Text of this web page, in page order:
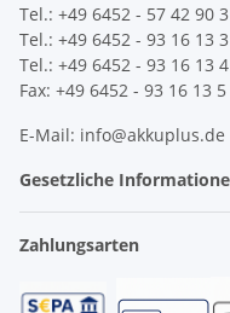
Tel.: +49 6452 - 57 42 90 3
Tel.: +49 6452 - 93 16 13 3
Tel.: +49 6452 - 93 16 13 4
Fax: +49 6452 - 93 16 13 5
E-Mail: info@akkuplus.de
Gesetzliche
Zahlungsarten